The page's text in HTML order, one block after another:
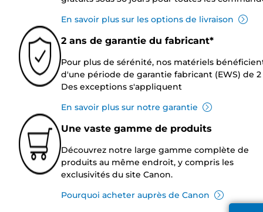
En savoir plus sur les options de livraison
2 ans de garantie du fabricant*
Pour plus de sérénité, nos matériels
d'une période de garantie fabricant (EWS) de 2
Des exceptions s'appliquent
En savoir plus sur notre garantie
Une vaste gamme de produits
Découvrez notre large gamme complète de
produits au même endroit, y compris les
exclusivités du site Canon.
Pourquoi acheter auprès de Canon